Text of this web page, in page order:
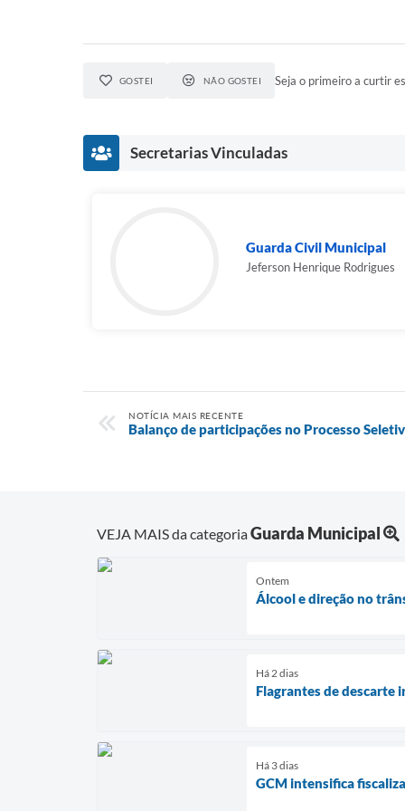
GOSTEI NÃO GOSTEI Seja o primeiro a curtir
Secretarias Vinculadas
Guarda Civil Municipal
Jeferson Henrique Rodrigues
NOTÍCIA MAIS RECENTE
Balanço de participações no Processo
VEJA MAIS da categoriaGuarda Municipal
Ontem
Álcool e direção no
Há 2 dias
Flagrantes de descarte
Há 3 dias
GCM intensifica